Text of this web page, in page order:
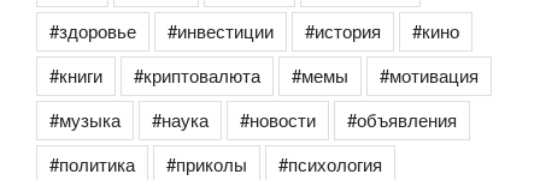
#здоровье
#инвестиции #история
#кино
#книги
#криптовалюта #мемы
#мотивация
#музыка
#наука #новости
#объявления
#политика
#приколы
#психология